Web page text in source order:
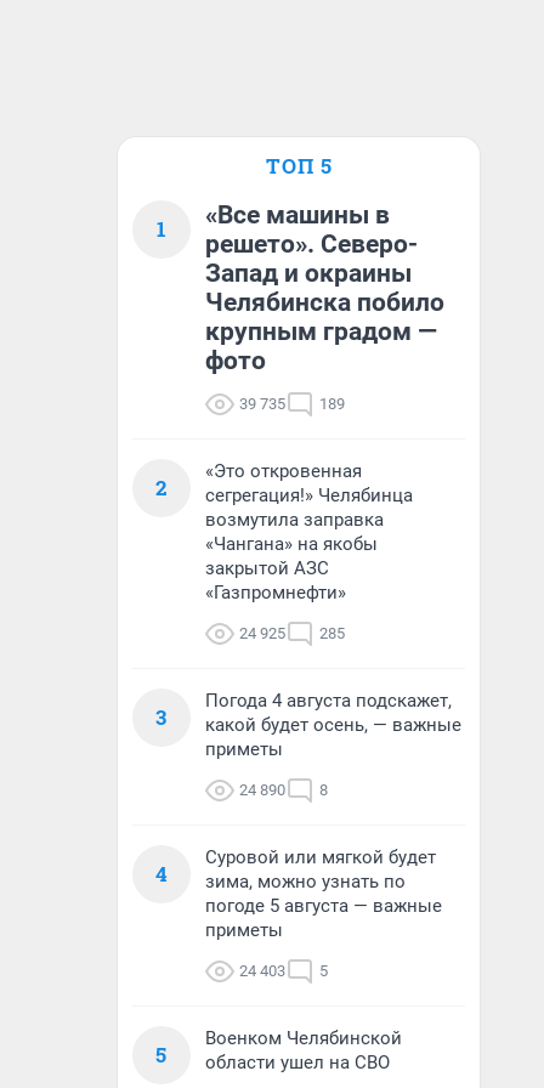
ТОП 5
1
«Все машины в
решето». Северо-
Запад и окраины
Челябинска побило
крупным градом —
фото
39 735 189
2
«Это откровенная
сегрегация!» Челябинца
возмутила заправка
«Чангана» на якобы
закрытой АЗС
«Газпромнефти»
24 925 285
3
Погода 4 августа подскажет,
какой будет осень, — важные
приметы
24 890 8
4
Суровой или мягкой будет
зима, можно узнать по
погоде 5 августа — важные
приметы
24 403 5
5
Военком Челябинской
области ушел на СВО